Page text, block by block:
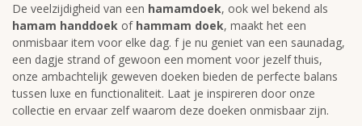
De veelzijdigheid van een hamamdoek, ook wel bekend als
hamam handdoek of hammam doek, maakt het een
onmisbaar item voor elke dag. f je nu geniet van een saunadag,
een dagje strand of gewoon een moment voor jezelf thuis,
onze ambachtelijk geweven doeken bieden de perfecte balans
tussen luxe en functionaliteit. Laat je inspireren door onze
collectie en ervaar zelf waarom deze doeken onmisbaar zijn.